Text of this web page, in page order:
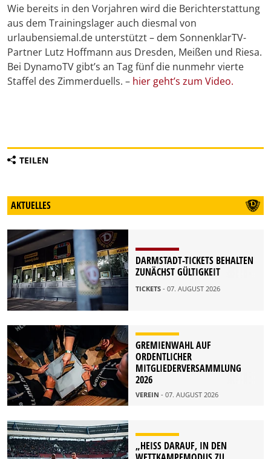
Wie bereits in den Vorjahren wird die Berichterstattung
aus dem Trainingslager auch diesmal von
urlaubensiemal.de unterstützt – dem SonnenklarTV-
Partner Lutz Hoffmann aus Dresden, Meißen und Riesa.
Bei DynamoTV gibt’s an Tag fünf die nunmehr vierte
Staffel des Zimmerduells. – hier geht’s zum Video.
TEILEN
AKTUELLES
DARMSTADT-TICKETS BEHALTEN
ZUNÄCHST GÜLTIGKEIT
TICKETS - 07. AUGUST 2026
GREMIENWAHL AUF
ORDENTLICHER
MITGLIEDERVERSAMMLUNG
2026
VEREIN - 07. AUGUST 2026
„HEISS DARAUF, IN DEN W